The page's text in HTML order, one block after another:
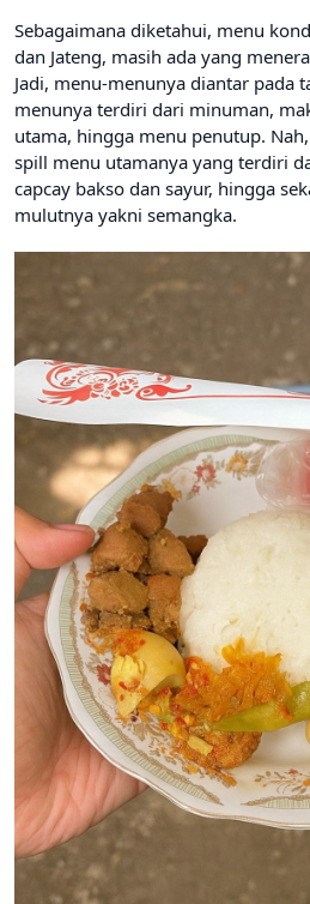
Sebagaimana diketahui, menu
dan Jateng, masih ada yang
Jadi, menu-menunya diantar pada
menunya terdiri dari minuman,
utama, hingga menu penutup.
spill menu utamanya yang terdiri
capcay bakso dan sayur, hingga
mulutnya yakni semangka.